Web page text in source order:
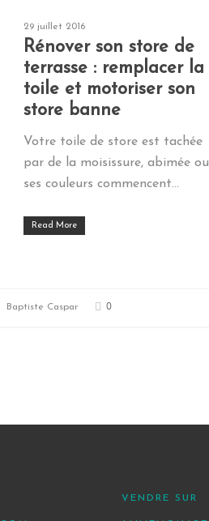
29 juillet 2016
Rénover son store de
terrasse : remplacer la
toile et motoriser son
store banne
Votre toile de store est tachée
par de la moisissure, abimée ou
ses couleurs commencent…
Read More
Baptiste Caspar 0
VENDRE SUR